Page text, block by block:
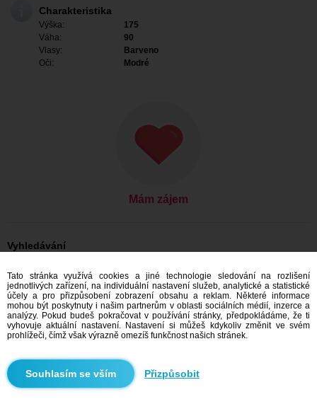
Charakteristika
Výška:
175
Váha:
90
Vlasy:
Barveno
Oči:
Modré
Mám zájem
Vyhledávání
Ona hledá jeho: Ženy, 39
Ona hledá jeho: Ženy, 39 - Česko
Ona hledá jeho: Ženy, 39 - Kraj Vysočina
Ona hledá jeho: Ženy, 39 - Světnov
Seznamka Česko
Seznamka Kraj Vysočina
Seznamka Světnov
Doporučujeme
Tato stránka využívá cookies a jiné technologie sledování na rozlišení
jednotlivých zařízení, na individuální nastavení služeb, analytické a statistické
účely a pro přizpůsobení zobrazení obsahu a reklam. Některé informace
mohou být poskytnuty i našim partnerům v oblasti sociálních médií, inzerce a
analýzy. Pokud budeš pokračovat v používání stránky, předpokládáme, že ti
vyhovuje aktuální nastavení. Nastavení si můžeš kdykoliv změnit ve svém
prohlížeči, čímž však výrazně omezíš funkčnost našich stránek.
Přizpůsobit